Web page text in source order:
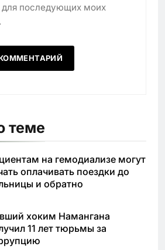
для последующих моих
теме
на гемодиализе могут
оплачивать поездки до
и обратно
хоким Намангана
11 лет тюрьмы за